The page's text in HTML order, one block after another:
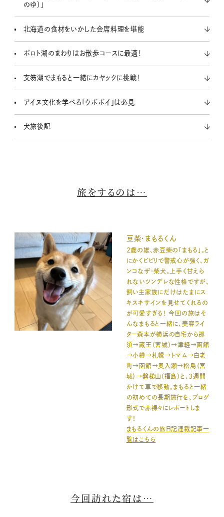
のゆ）」
北海道の食材をいかした会席料理を堪能
ポロト湖のまわりはお散歩コースに最適！
支笏湖でまもると一緒にカヤックに挑戦！
アイヌ文化を学べる「ウポポイ」は必見
犬旅後記
旅をするのは…
豆柴・まもるくん
２歳の雄、赤豆柴の「まもる」。と
にかくビビリで警戒心が強く、ガ
ンコなザ・柴犬。上手く甘えら
れないツンデレな性格ですが、
飼い主家族にだけはたまにス
キスキサインを見せてくれるの
が可愛すぎる！ 今回の旅はそ
んなまもると一緒に、美容ライ
ター森本が横浜の自宅から那
須→蔵王（宮城）→津軽→函館
→小樽→札幌→トマム→白老
町→函館→奥入瀬→松島（宮
城）→磐梯山（福島）と、３週間
かけて車で移動。まもると一緒
の初めての長期旅行を、ブログ
形式で赤裸々にレポートしま
す！
まもるくんの旅日記連載記事一
覧はこちら
今回訪れた宿は…